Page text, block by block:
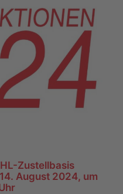
Zustellbasis
August 2024, um